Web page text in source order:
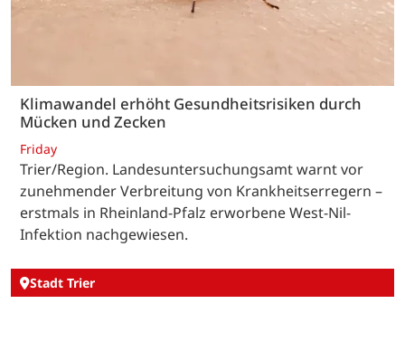
Klimawandel erhöht Gesundheitsrisiken durch
Mücken und Zecken
Friday
Trier/Region. Landesuntersuchungsamt warnt vor
zunehmender Verbreitung von Krankheitserregern –
erstmals in Rheinland-Pfalz erworbene West-Nil-
Infektion nachgewiesen.
Stadt Trier